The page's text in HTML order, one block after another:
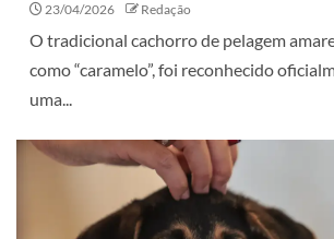
23/04/2026 Redação
O tradicional cachorro de pelagem
como “caramelo”, foi reconhecido
uma...